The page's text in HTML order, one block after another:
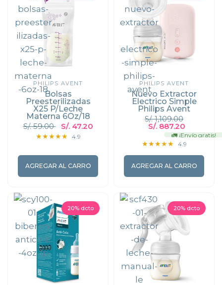
PHILIPS AVENT
Bolsas
Preesterilizadas
X25 P/Leche
Materna 6Oz/18
S/. 59.00
S/. 47.20
4.9
AGREGAR AL CARRO
PHILIPS AVENT
Nuevo Extractor
Electrico Simple
Philips Avent
S/. 1,109.00
S/. 887.20
🚛 ¡Envío gratis!
4.9
AGREGAR AL CARRO
20% dcto 20% dcto